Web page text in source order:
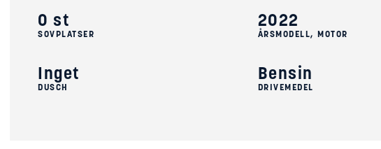
0 st
SOVPLATSER
Inget
DUSCH
2022
ÅRSMODELL, MOTOR
Bensin
DRIVEMEDEL